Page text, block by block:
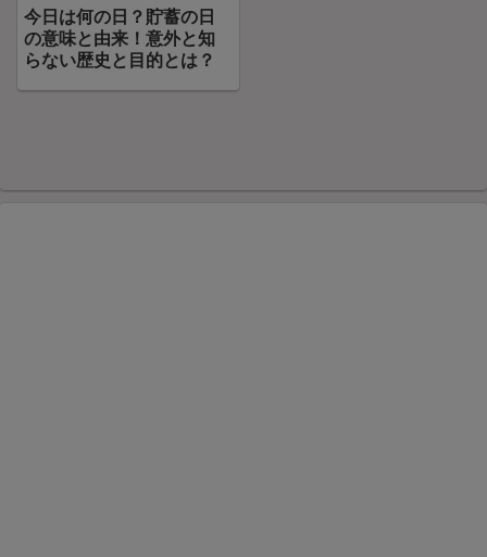
今日は何の日？貯蓄の日
の意味と由来！意外と知
らない歴史と目的とは？